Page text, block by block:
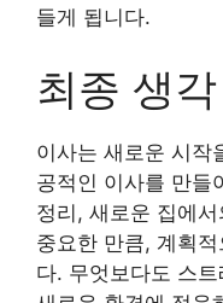
들게 됩니다.
최종 생각
이사는 새로운 시작
공적인 이사를 만들
정리, 새로운 집에
중요한 만큼, 계획
다. 무엇보다도 스